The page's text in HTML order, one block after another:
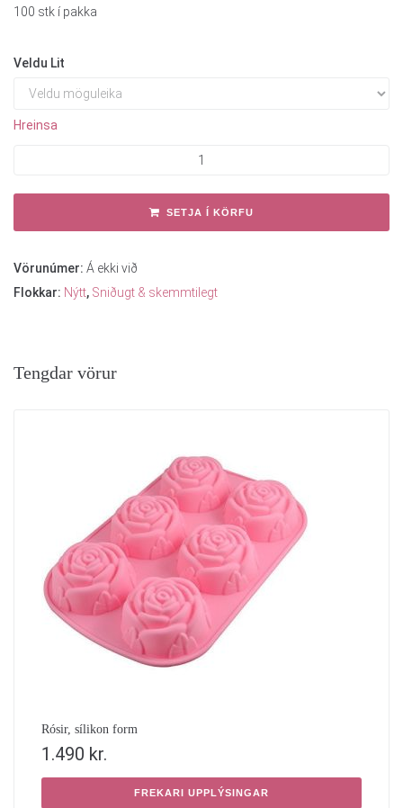
100 stk í pakka
Veldu Lit
Hreinsa
SETJA Í KÖRFU
Vörunúmer: Á ekki við
Flokkar: Nýtt, Sniðugt & skemmtilegt
Tengdar vörur
Rósir, sílikon form
1.490 kr.
FREKARI UPPLÝSINGAR